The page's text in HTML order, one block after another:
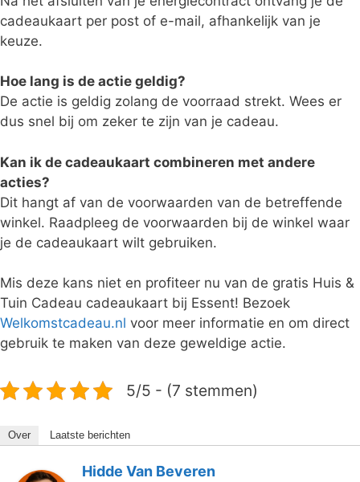
cadeaukaart per post of e-mail, afhankelijk van je
keuze.
Hoe lang is de actie geldig?
De actie is geldig zolang de voorraad strekt. Wees er
dus snel bij om zeker te zijn van je cadeau.
Kan ik de cadeaukaart combineren met andere
acties?
Dit hangt af van de voorwaarden van de betreffende
winkel. Raadpleeg de voorwaarden bij de winkel waar
je de cadeaukaart wilt gebruiken.
Mis deze kans niet en profiteer nu van de gratis Huis &
Tuin Cadeau cadeaukaart bij Essent! Bezoek
Welkomstcadeau.nl voor meer informatie en om direct
gebruik te maken van deze geweldige actie.
5/5 - (7 stemmen)
Over Laatste berichten
Hidde Van Beveren